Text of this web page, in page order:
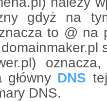
gdyż na
to @ na
DNS
DNS.